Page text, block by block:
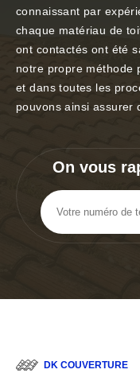
connaissant par
chaque matériau de
ont contactés ont été
notre propre méthode
et dans toutes les
pouvons ainsi assurer
On vous
DK COUVERTURE